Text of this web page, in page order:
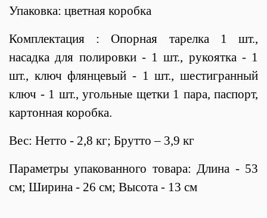
Упаковка: цветная коробка
Комплектация : Опорная тарелка 1 шт.,
насадка для полировки - 1 шт., рукоятка - 1
шт., ключ флянцевый - 1 шт., шестигранный
ключ - 1 шт., угольные щетки 1 пара, паспорт,
картонная коробка.
Вес: Нетто - 2,8 кг; Брутто – 3,9 кг
Параметры упакованного товара: Длина - 53
см; Ширина - 26 см; Высота - 13 см